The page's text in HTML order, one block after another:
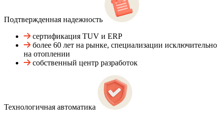
Подтвержденная надежность
сертификация TUV и ERP
более 60 лет на рынке, специализации исключительно
на отоплении
собственный центр разработок
Технологичная автоматика